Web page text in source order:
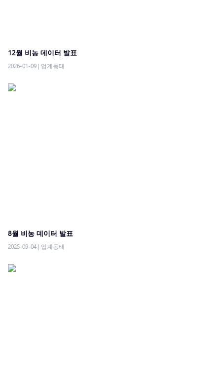
12월 비농 데이터 발표
2026-01-09 | 업계동태
8월 비농 데이터 발표
2025-09-04 | 업계동태